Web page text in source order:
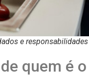
e responsabilidades
quem é o